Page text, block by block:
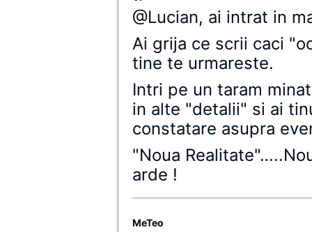
@Lucian, ai intrat in
Ai grija ce scrii caci
tine te urmareste.
Intri pe un taram
in alte "detalii" si ai
constatare asupra
"Noua
arde !
MeTeo